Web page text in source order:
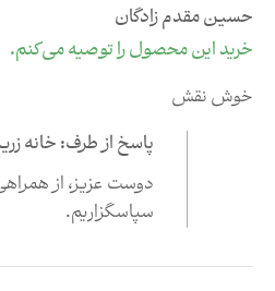
حسین مقدم زادگان
خرید این محصول را توصیه می‌کنم.
خوش نقش
پاسخ از طرف: خانه
دوست عزیز،‌ از
سپاسگزاریم.